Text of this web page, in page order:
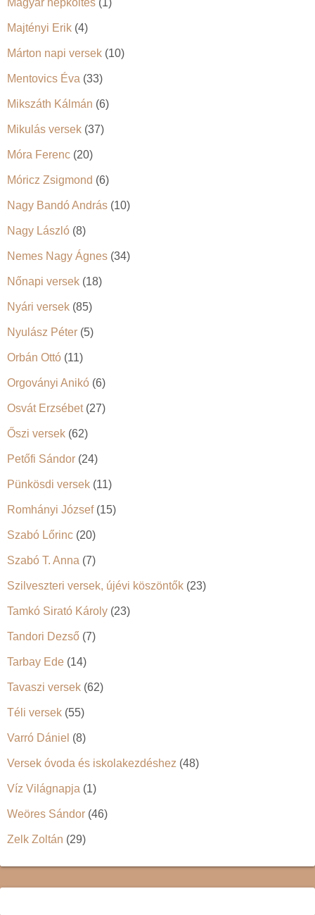
Majtényi Erik (4)
Márton napi versek (10)
Mentovics Éva (33)
Mikszáth Kálmán (6)
Mikulás versek (37)
Móra Ferenc (20)
Móricz Zsigmond (6)
Nagy Bandó András (10)
Nagy László (8)
Nemes Nagy Ágnes (34)
Nőnapi versek (18)
Nyári versek (85)
Nyulász Péter (5)
Orbán Ottó (11)
Orgoványi Anikó (6)
Osvát Erzsébet(27)
Őszi versek (62)
Petőfi Sándor (24)
Pünkösdi versek (11)
Romhányi József(15)
Szabó Lőrinc (20)
Szabó T. Anna (7)
Szilveszteri versek, újévi köszöntők (23)
Tamkó Sirató Károly (23)
Tandori Dezső (7)
Tarbay Ede (14)
Tavaszi versek (62)
Téli versek (55)
Varró Dániel (8)
Versek óvoda és iskolakezdéshez (48)
Víz Világnapja (1)
Weöres Sándor (46)
Zelk Zoltán (29)